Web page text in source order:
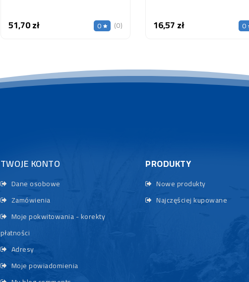
51,70 złCena 0 (0) 16,57 złCena 0
TWOJE KONTO
Dane osobowe
Zamówienia
Moje pokwitowania - korekty
płatności
Adresy
Moje powiadomienia
PRODUKTY
Nowe produkty
Najczęściej kupowane